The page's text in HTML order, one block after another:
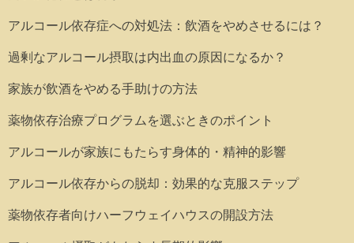
アルコール依存症への対処法：飲酒をやめさせるには？
過剰なアルコール摂取は内出血の原因になるか？
家族が飲酒をやめる手助けの方法
薬物依存治療プログラムを選ぶときのポイント
アルコールが家族にもたらす身体的・精神的影響
アルコール依存からの脱却：効果的な克服ステップ
薬物依存者向けハーフウェイハウスの開設方法